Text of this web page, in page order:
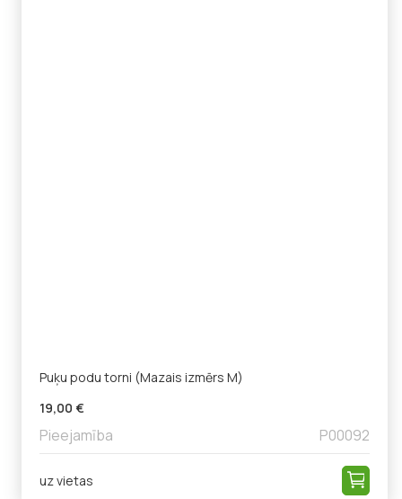
Puķu podu torni (Mazais izmērs M)
19,00 €
P00092
Pieejamība
uz vietas